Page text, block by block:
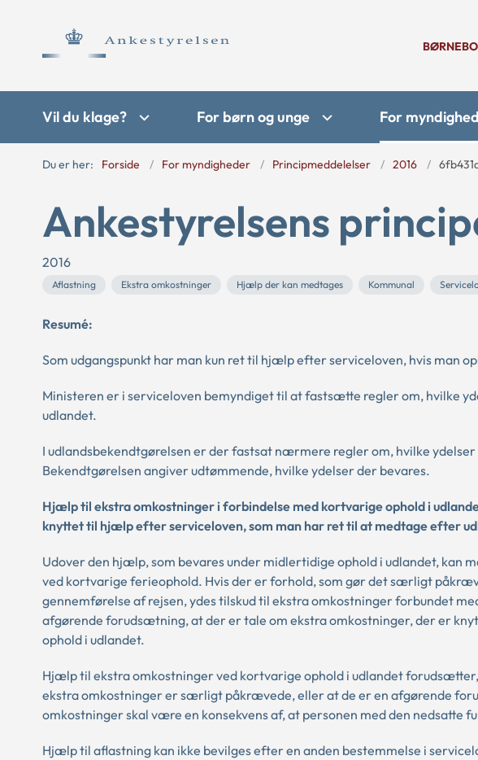
Vil du klage? For børn og unge For
Du er her: Forside For myndigheder Principmeddelelser 2016
Ankestyrelsens
2016
Aflastning Ekstra omkostninger Hjælp der kan medtages Kommunal
Resumé:
Som udgangspunkt har man kun ret til hjælp efter serviceloven, hvis man
Ministeren er i serviceloven bemyndiget til at fastsætte regler om, hvilke
udlandet.
I udlandsbekendtgørelsen er der fastsat nærmere regler om, hvilke
Bekendtgørelsen angiver udtømmende, hvilke ydelser der bevares.
Hjælp til ekstra omkostninger i forbindelse med kortvarige ophold i
knyttet til hjælp efter serviceloven, som man har ret til at medtage efter
Udover den hjælp, som bevares under midlertidige ophold i udlandet,
ved kortvarige ferieophold. Hvis der er forhold, som gør det særligt
gennemførelse af rejsen, ydes tilskud til ekstra omkostninger forbundet
afgørende forudsætning, at der er tale om ekstra omkostninger, der er
ophold i udlandet.
Hjælp til ekstra omkostninger ved kortvarige ophold i udlandet
ekstra omkostninger er særligt påkrævede, eller at de er en afgørende
omkostninger skal være en konsekvens af, at personen med den nedsatte
Hjælp til aflastning kan ikke bevilges efter en anden bestemmelse i